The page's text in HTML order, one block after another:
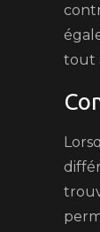
tout